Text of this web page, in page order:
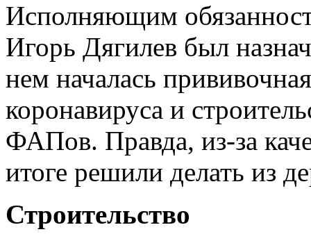
Исполняющим
Игорь Дягилев был
нем началась
коронавируса и
ФАПов. Правда, из-за
итоге решили делать из
Строительство